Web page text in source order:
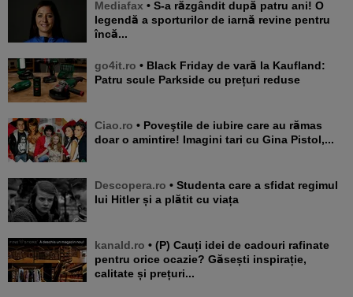
Mediafax • S-a răzgândit după patru ani! O
legendă a sporturilor de iarnă revine pentru
încă...
go4it.ro • Black Friday de vară la Kaufland:
Patru scule Parkside cu prețuri reduse
Ciao.ro • Poveştile de iubire care au rămas
doar o amintire! Imagini tari cu Gina Pistol,...
Descopera.ro • Studenta care a sfidat regimul
lui Hitler și a plătit cu viața
kanald.ro • (P) Cauți idei de cadouri rafinate
pentru orice ocazie? Găsești inspirație,
calitate și prețuri...